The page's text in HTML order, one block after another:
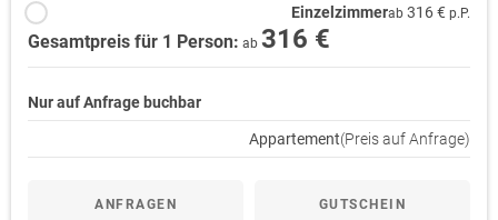
Einzelzimmerab 316 € p.P.
Gesamtpreis für 1 Person: ab 316 €
Nur auf Anfrage buchbar
Appartement(Preis auf Anfrage)
ANFRAGEN GUTSCHEIN